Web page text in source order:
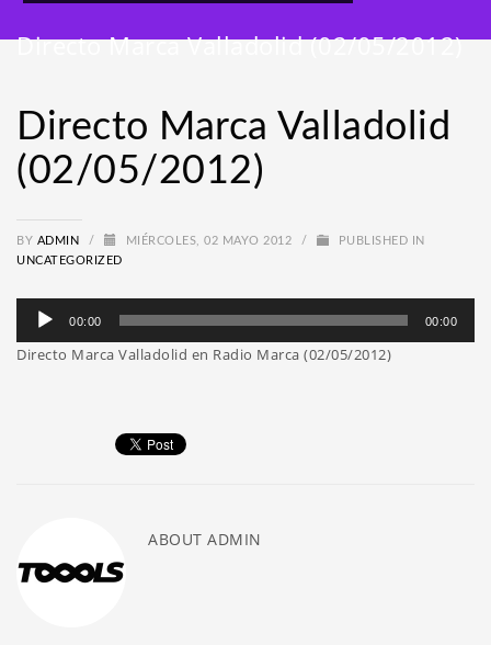
Directo Marca Valladolid (02/05/2012)
Directo Marca Valladolid
(02/05/2012)
BY ADMIN / MIÉRCOLES, 02 MAYO 2012 /
PUBLISHED IN
UNCATEGORIZED
Reproductor
audio
00:00 00:00
Directo Marca Valladolid en Radio Marca (02/05/2012)
ABOUT ADMIN